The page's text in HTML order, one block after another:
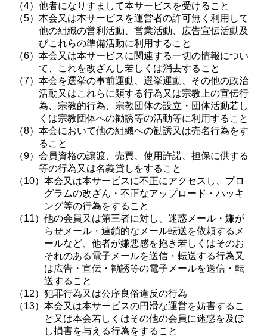
（4） 他者になりすまして本サービスを受けること
（5） 本会又は本サービスを運営者の許可無く利用して
他の組織の営利活動、営業活動、広告宣伝活動及
びこれらの準備活動に利用すること
（6） 本会又は本サービスに関連する一切の情報につい
て、これを改ざんし若しくは消去すること
（7） 本会を選挙の事前運動、選挙運動、その他の政治
活動又はこれらに類する行為又は宗教上の宣伝行
為、宗教的行為、宗教団体の設立・団体活動若し
くは宗教団体への勧誘等の活動等に利用すること
（8） 本会において他の組織への勧誘又は売名行為をす
ること
（9） 会員資格の譲渡、売買、使用許諾、担保に供する
等の行為又は名義貸しをすること
（10） 本会又は本サービスに不正にアクセスし、プロ
グラムの改ざん・不正なアップロード・ハッキ
ング等の行為をすること
（11） 他の会員又は第三者に対し、迷惑メール・嫌が
らせメール・連鎖的なメール転送を依頼するメ
ールなど、他者が嫌悪感を抱き若しくはそのお
それのある電子メールを送信・転送する行為又
は広告・宣伝・勧誘等の電子メールを送信・転
送すること
（12） 犯罪行為又は公序良俗違反の行為
（13） 本会又は本サービスの円滑な運営を妨害するこ
と又は本会若しくはその他の会員に迷惑を及ぼ
し損害を与える行為をすること